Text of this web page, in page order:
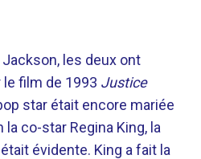
les deux ont
film de 1993 Justice
star était encore mariée
la co-star Regina King, la
évidente. King a fait la